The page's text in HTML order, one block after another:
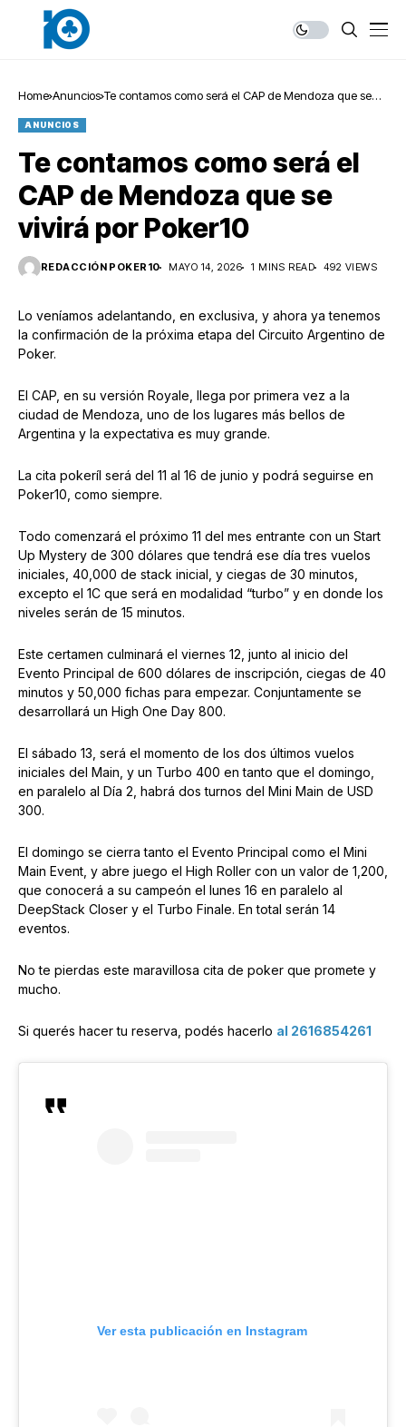
Home Anuncios Te contamos como será el CAP de Mendoza que se
ANUNCIOS
Te contamos como será el
CAP de Mendoza que se
vivirá por Poker10
REDACCIÓN POKER10 MAYO 14, 2026 1 MINS READ 492 VIEWS
Lo veníamos adelantando, en exclusiva, y ahora ya tenemos
la confirmación de la próxima etapa del Circuito Argentino de
Poker.
El CAP, en su versión Royale, llega por primera vez a la
ciudad de Mendoza, uno de los lugares más bellos de
Argentina y la expectativa es muy grande.
La cita pokeríl será del 11 al 16 de junio y podrá seguirse en
Poker10, como siempre.
Todo comenzará el próximo 11 del mes entrante con un Start
Up Mystery de 300 dólares que tendrá ese día tres vuelos
iniciales, 40,000 de stack inicial, y ciegas de 30 minutos,
excepto el 1C que será en modalidad “turbo” y en donde los
niveles serán de 15 minutos.
Este certamen culminará el viernes 12, junto al inicio del
Evento Principal de 600 dólares de inscripción, ciegas de 40
minutos y 50,000 fichas para empezar. Conjuntamente se
desarrollará un High One Day 800.
El sábado 13, será el momento de los dos últimos vuelos
iniciales del Main, y un Turbo 400 en tanto que el domingo,
en paralelo al Día 2, habrá dos turnos del Mini Main de USD
300.
El domingo se cierra tanto el Evento Principal como el Mini
Main Event, y abre juego el High Roller con un valor de 1,200,
que conocerá a su campeón el lunes 16 en paralelo al
DeepStack Closer y el Turbo Finale. En total serán 14
eventos.
No te pierdas este maravillosa cita de poker que promete y
mucho.
Si querés hacer tu reserva, podés hacerlo al 2616854261
Ver esta publicación en Instagram